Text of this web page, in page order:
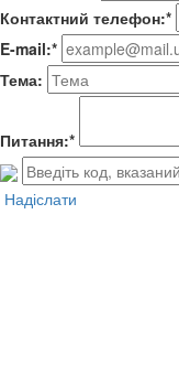
Контактний телефон:*
E-mail:*
Тема:
Питання:*
Надіслати